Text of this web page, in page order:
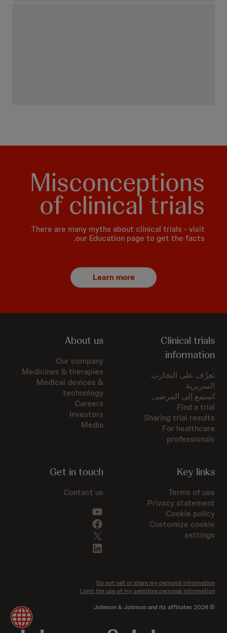
Misconceptions
of clinical trials
There are many myths about clinical trials - visit
our Education page to get the facts.
Learn more
Clinical trials
information
تعرَّف على التجارب
السريرية
استمع إلى المرضى
Find a trial
Sharing trial results
For healthcare
professionals
About us
Our company
Medicines & therapies
Medical devices &
technology
Careers
Investors
Media
Key links
Terms of use
Privacy statement
Cookie policy
Customize cookie
settings
Get in touch
Contact us
Do not sell or share my personal information
Limit the use of my sensitive personal information
© Johnson & Johnson and its affiliates
2026